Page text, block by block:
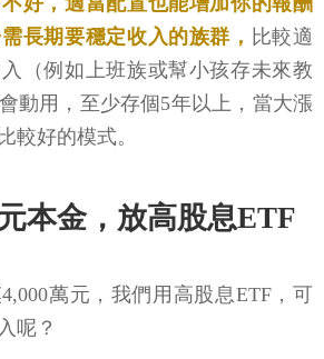
長期要穩定收入的族群， 比較適
（例如上班族或幫小孩存未來教
動用，至少存個5年以上，當大漲
較好的模式。
本金，放高股息ETF
萬元，我們用高股息ETF，可
呢？